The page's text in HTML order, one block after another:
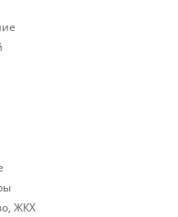
ЖКХ